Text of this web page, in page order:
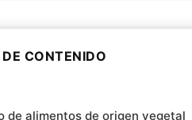
CONTENIDO
de alimentos de origen vegetal